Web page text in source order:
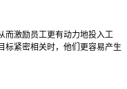
而激励员工更有动力地投入工
标紧密相关时，他们更容易产生